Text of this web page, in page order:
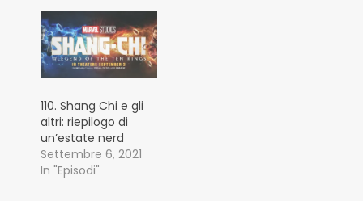
110. Shang Chi e gli
altri: riepilogo di
un’estate nerd
Settembre 6, 2021
In "Episodi"